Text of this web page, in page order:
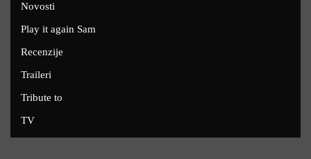
Novosti
Play it again Sam
Recenzije
Traileri
Tribute to
TV